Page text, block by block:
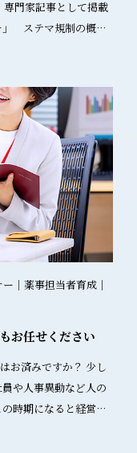
向を踏まえた実践的
的で作成されたもの
可能性）を満たす場
となります。特に
たせません。また、
もあるため、適切な
広告表
ロが講
る気持ち、分かりま
ことが多いんです。
を招く可能性がある
段階で共有するのが
難し
ことができればさほ
だきました。 読者
トを押さえていただ
他テーマ
します。 お気軽
｜薬事担当者育成｜
お任せください
みですか？ 少し